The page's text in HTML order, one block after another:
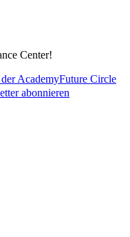
Center!
AcademyFuture Circle
abonnieren